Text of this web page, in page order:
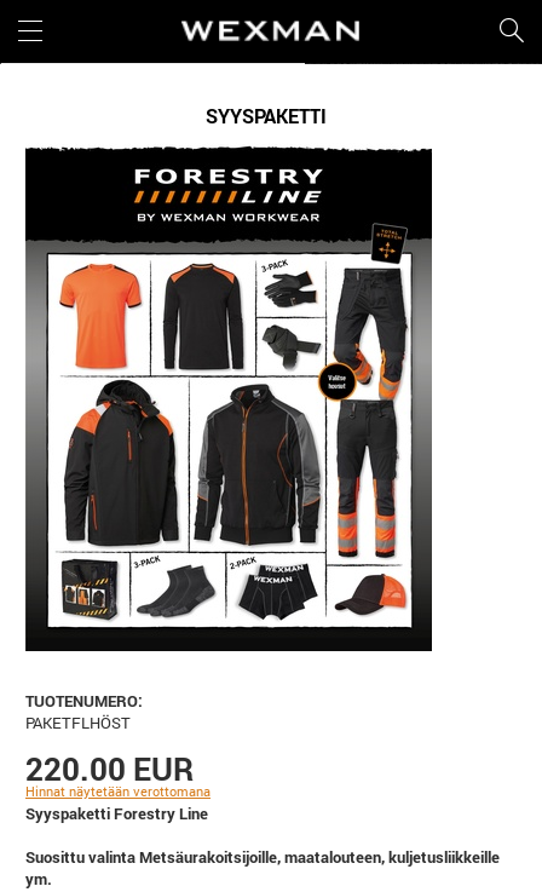
SYYSPAKETTI
TUOTENUMERO:
PAKETFLHÖST
220.00 EUR
Hinnat näytetään verottomana
Syyspaketti Forestry Line
Suosittu valinta Metsäurakoitsijoille, maatalouteen, kuljetusliikkeille
ym.